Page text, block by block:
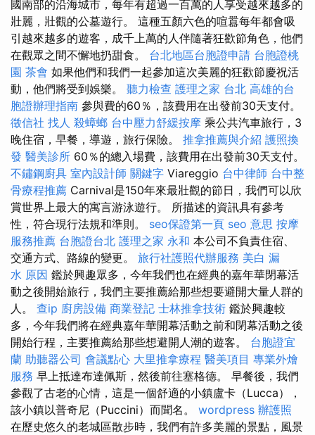
國南部的沿海城市，每年有超過一百萬的人享受越來越多的
壯麗，壯觀的公墓遊行。 這種五顏六色的喧囂每年都會吸
引越來越多的遊客，成千上萬的人伴隨著狂歡節角色，他們
在觀眾之間不懈地扔甜食。 台北地區台胞證申請 台胞證桃
園 茶會 如果他們和我們一起參加這次美麗的狂歡節慶祝活
動，他們將受到娛樂。 聽力檢查 護理之家 台北 高雄的台
胞證辦理指南 參與費的60％，該費用在出發前30天支付。
徵信社 找人 殺蟑螂 台中壓力舒緩按摩 乘公共汽車旅行，3
晚住宿，早餐，導遊，旅行保險。 推拿推薦與介紹 護照換
發 醫美診所 60％的總入場費，該費用在出發前30天支付。
不鏽鋼廚具 室內設計師 關鍵字 Viareggio 台中律師 台中整
骨療程推薦 Carnival是150年來最壯觀的節日，我們可以欣
賞世界上最大的寓言游泳遊行。 所描述的資訊具有參考
性，符合現行法規和準則。 seo保證第一頁 seo 意思 按摩
服務推薦 台胞證台北 護理之家 永和 本公司不負責住宿、
交通方式、路線的變更。 旅行社護照代辦服務 美白 漏
水 原因 鑑於興趣眾多，今年我們也在經典的嘉年華閉幕活
動之後開始旅行，我們主要推薦給那些想要避開大量人群的
人。 查ip 廚房設備 商業登記 士林推拿技術 鑑於興趣較
多，今年我們將在經典嘉年華開幕活動之前和閉幕活動之後
開始行程，主要推薦給那些想避開人潮的遊客。 台胞證宜
蘭 助聽器公司 會議點心 大里推拿療程 醫美項目 專業外燴
服務 早上抵達布達佩斯，然後前往塞格德。 早餐後，我們
參觀了古老的心情，這是一個舒適的小鎮盧卡（Lucca），
該小鎮以普奇尼（Puccini）而聞名。 wordpress 辦護照
在歷史悠久的老城區散步時，我們有許多美麗的景點，風景